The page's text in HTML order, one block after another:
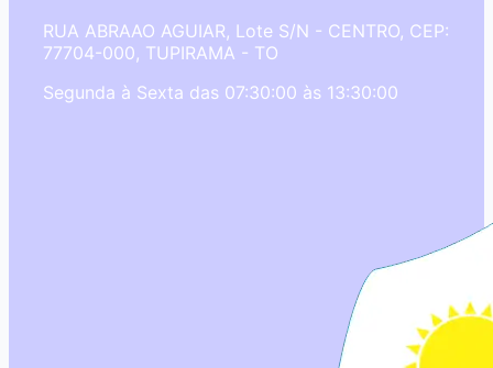
RUA ABRAAO AGUIAR, Lote S/N - CENTRO, CEP:
77704-000, TUPIRAMA - TO
Segunda à Sexta das 07:30:00 às 13:30:00